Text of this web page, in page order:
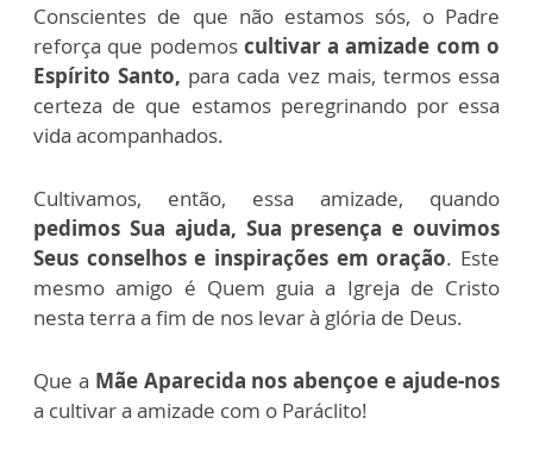
Conscientes de que não estamos sós, o Padre
reforça que podemos cultivar a amizade com o
Espírito Santo, para cada vez mais, termos essa
certeza de que estamos peregrinando por essa
vida acompanhados.
Cultivamos, então, essa amizade, quando
pedimos Sua ajuda, Sua presença e ouvimos
Seus conselhos e inspirações em oração. Este
mesmo amigo é Quem guia a Igreja de Cristo
nesta terra a fim de nos levar à glória de Deus.
Que a Mãe Aparecida nos abençoe e ajude-nos
a cultivar a amizade com o Paráclito!